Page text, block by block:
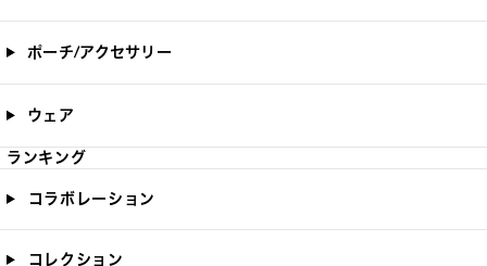
ポーチ/アクセサリー
ウェア
ランキング
コラボレーション
コレクション